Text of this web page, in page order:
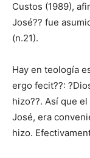
Custos (1989),
José?? fue
(n.21).
Hay en teología
ergo fecit??:
hizo??. Así que
José, era
hizo.